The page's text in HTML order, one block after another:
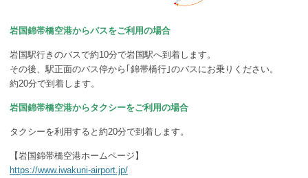
岩国錦帯橋空港からバスをご利用の場合
岩国駅行きのバスで約10分で岩国駅へ到着します。
その後、駅正面のバス停から｢錦帯橋行｣のバスにお乗りください。
約20分で到着します。
岩国錦帯橋空港からタクシーをご利用の場合
タクシーを利用すると約20分で到着します。
【岩国錦帯橋空港ホームページ】
https://www.iwakuni-airport.jp/